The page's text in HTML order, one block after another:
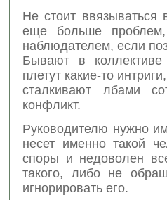
Не стоит ввязываться
еще больше
наблюдателем, если
Бывают в коллективе
плетут какие-то
сталкивают лбами
конфликт.
Руководителю нужно
несет именно такой
споры и недоволен
такого, либо не
игнорировать его.